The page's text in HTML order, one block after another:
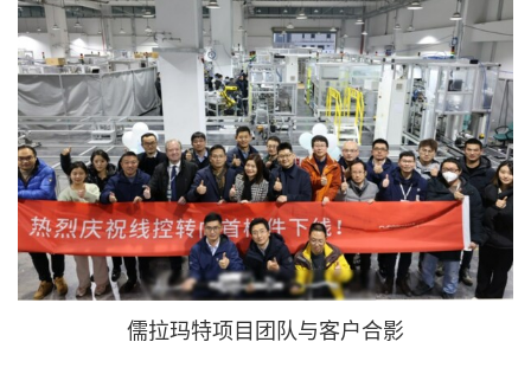
儒拉玛特项目团队与客户合影